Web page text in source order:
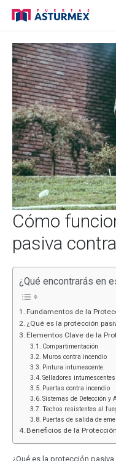
Cómo
pasiva
¿Qué encontrarás en
Fundamentos de la
¿Qué es la protección
Elementos Clave de la
Compartimentación
Muros contra incendio
Pintura intumescente
Selladores intumescentes
Puertas contra incendio
Sistemas de Detección y
Techos resistentes al
Puertas de salida de
Beneficios de la
¿Qué es la protección